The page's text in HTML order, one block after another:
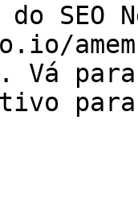
SEO
Vá
para